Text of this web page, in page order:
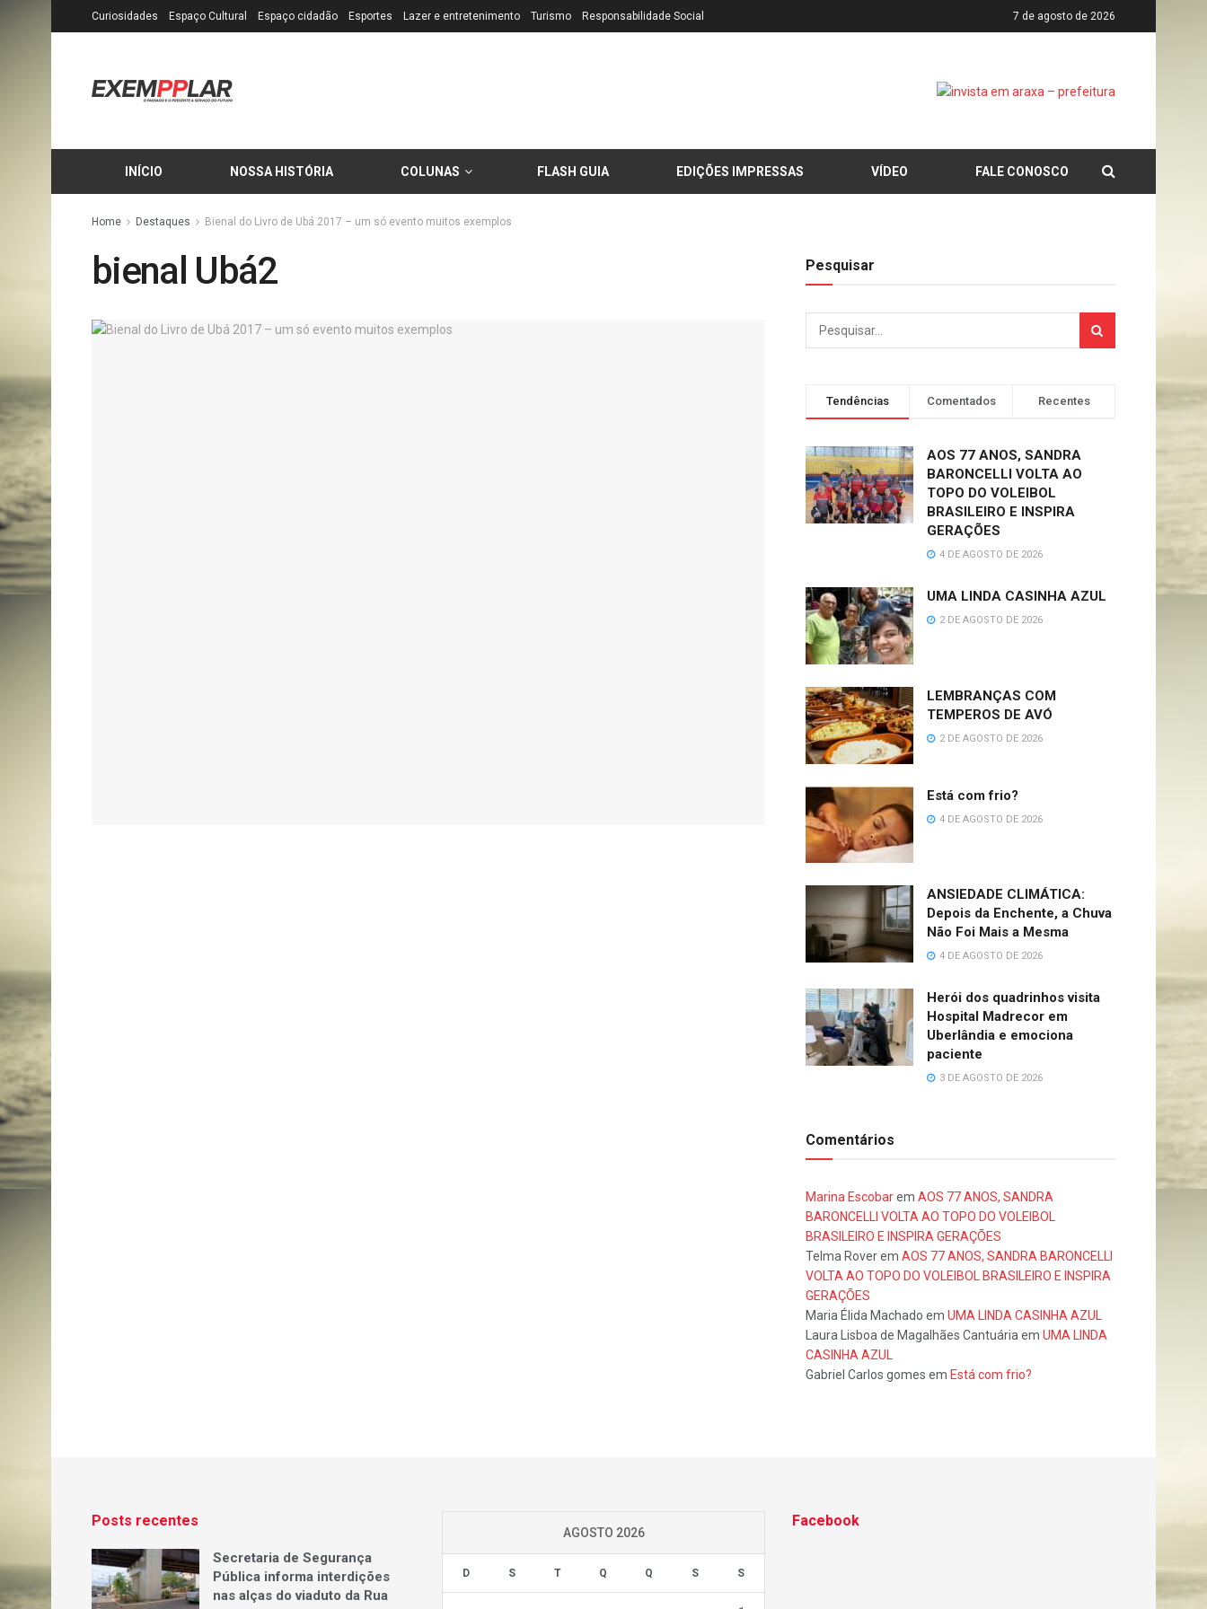
Curiosidades Espaço Cultural Espaço cidadão Esportes Lazer e entretenimento Turismo Responsabilidade Social 7 de agosto de 2026
INÍCIO NOSSA HISTÓRIA COLUNAS FLASH GUIA EDIÇÕES IMPRESSAS VÍDEO FALE CONOSCO
Home Destaques Bienal do Livro de Ubá 2017 – um só evento muitos exemplos
bienal Ubá2 Pesquisar
Tendências Comentados Recentes
AOS 77 ANOS, SANDRA
BARONCELLI VOLTA AO
TOPO DO VOLEIBOL
BRASILEIRO E INSPIRA
GERAÇÕES
4 DE AGOSTO DE 2026
UMA LINDA CASINHA AZUL
2 DE AGOSTO DE 2026
LEMBRANÇAS COM
TEMPEROS DE AVÓ
2 DE AGOSTO DE 2026
Está com frio?
4 DE AGOSTO DE 2026
ANSIEDADE CLIMÁTICA:
Depois da Enchente, a Chuva
Não Foi Mais a Mesma
4 DE AGOSTO DE 2026
Herói dos quadrinhos visita
Hospital Madrecor em
Uberlândia e emociona
paciente
3 DE AGOSTO DE 2026
Comentários
Marina Escobarem AOS 77 ANOS, SANDRA
BARONCELLI VOLTA AO TOPO DO VOLEIBOL
BRASILEIRO E INSPIRA GERAÇÕES
Telma Roverem AOS 77 ANOS, SANDRA BARONCELLI
VOLTA AO TOPO DO VOLEIBOL BRASILEIRO E INSPIRA
GERAÇÕES
Maria Élida Machado em UMA LINDA CASINHA AZUL
Laura Lisboa de Magalhães Cantuáriaem UMA LINDA
CASINHA AZUL
Gabriel Carlos gomes em Está com frio?
Posts recentes
Secretaria de Segurança
Pública informa interdições
nas alças do viaduto da Rua
AGOSTO 2026
D S T Q Q S S
Facebook